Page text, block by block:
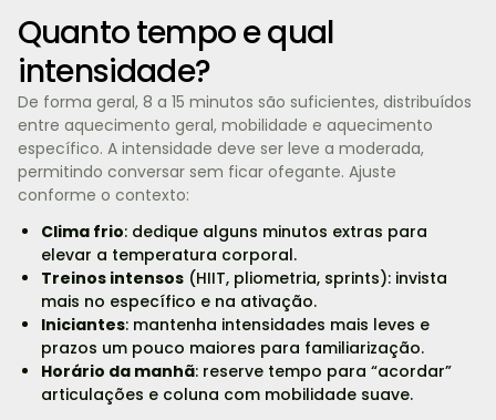
Quanto tempo e qual
intensidade?
De forma geral, 8 a 15 minutos são suficientes, distribuídos
entre aquecimento geral, mobilidade e aquecimento
específico. A intensidade deve ser leve a moderada,
permitindo conversar sem ficar ofegante. Ajuste
conforme o contexto:
Clima frio: dedique alguns minutos extras para
elevar a temperatura corporal.
Treinos intensos(HIIT, pliometria, sprints): invista
mais no específico e na ativação.
Iniciantes: mantenha intensidades mais leves e
prazos um pouco maiores para familiarização.
Horário da manhã: reserve tempo para “acordar”
articulações e coluna com mobilidade suave.